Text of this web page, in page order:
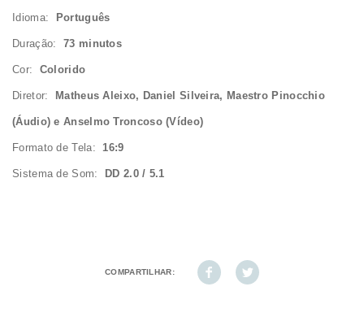
Idioma: Português
Duração: 73 minutos
Cor: Colorido
Diretor: Matheus Aleixo, Daniel Silveira, Maestro Pinocchio
(Áudio) e Anselmo Troncoso (Vídeo)
Formato de Tela:16:9
Sistema de Som: DD 2.0 / 5.1
COMPARTILHAR: